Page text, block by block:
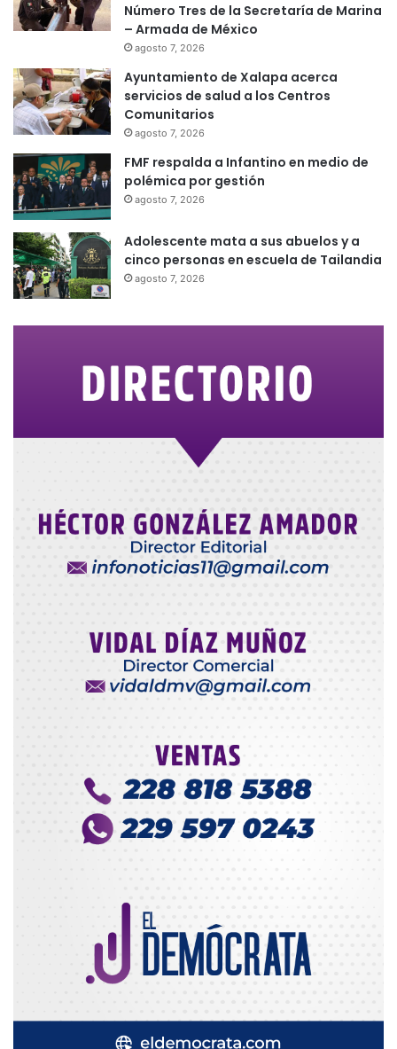
Número Tres de la Secretaría de Marina
– Armada de México
agosto 7, 2026
Ayuntamiento de Xalapa acerca
servicios de salud a los Centros
Comunitarios
agosto 7, 2026
FMF respalda a Infantino en medio de
polémica por gestión
agosto 7, 2026
Adolescente mata a sus abuelos y a
cinco personas en escuela de Tailandia
agosto 7, 2026